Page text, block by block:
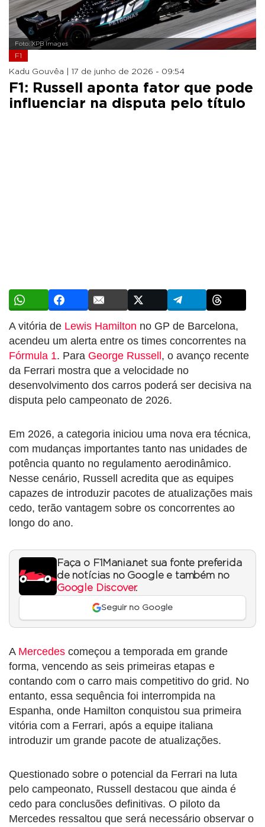
Foto: XPB Images
F1
Kadu Gouvêa | 17 de junho de 2026 - 09:54
F1: Russell aponta fator que pode
influenciar na disputa pelo título
A vitória de Lewis Hamilton no GP de Barcelona,
acendeu um alerta entre os times concorrentes na
Fórmula 1. Para George Russell, o avanço recente
da Ferrari mostra que a velocidade no
desenvolvimento dos carros poderá ser decisiva na
disputa pelo campeonato de 2026.
Em 2026, a categoria iniciou uma nova era técnica,
com mudanças importantes tanto nas unidades de
potência quanto no regulamento aerodinâmico.
Nesse cenário, Russell acredita que as equipes
capazes de introduzir pacotes de atualizações mais
cedo, terão vantagem sobre os concorrentes ao
longo do ano.
Faça o F1Mania.net sua fonte preferida
de notícias no Google e também no
Google Discover.
Seguir no Google
A Mercedes começou a temporada em grande
forma, vencendo as seis primeiras etapas e
contando com o carro mais competitivo do grid. No
entanto, essa sequência foi interrompida na
Espanha, onde Hamilton conquistou sua primeira
vitória com a Ferrari, após a equipe italiana
introduzir um grande pacote de atualizações.
Questionado sobre o potencial da Ferrari na luta
pelo campeonato, Russell destacou que ainda é
cedo para conclusões definitivas. O piloto da
Mercedes ressaltou que será necessário observar o